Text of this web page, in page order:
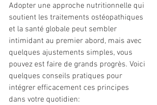
Adopter une approche nutritionnelle qui
soutient les traitements ostéopathiques
et la santé globale peut sembler
intimidant au premier abord, mais avec
quelques ajustements simples, vous
pouvez est faire de grands progrès. Voici
quelques conseils pratiques pour
intégrer efficacement ces principes
dans votre quotidien: